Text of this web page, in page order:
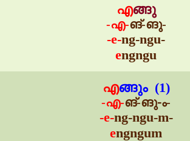
എങ്ങു
-എ-ങ്-ങു-
-e-ng-ngu-
engngu
എങ്ങും (1)
-എ-ങ്-ങു-ം-
-e-ng-ngu-m-
engngum